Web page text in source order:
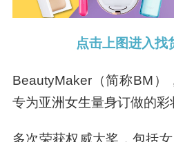
点击上图进入找
BeautyMaker（简称BM）
专为亚洲女生量身订做的彩